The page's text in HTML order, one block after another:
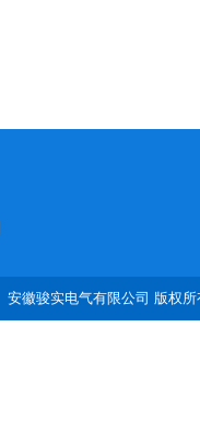
安徽骏实电气有限公司 版权